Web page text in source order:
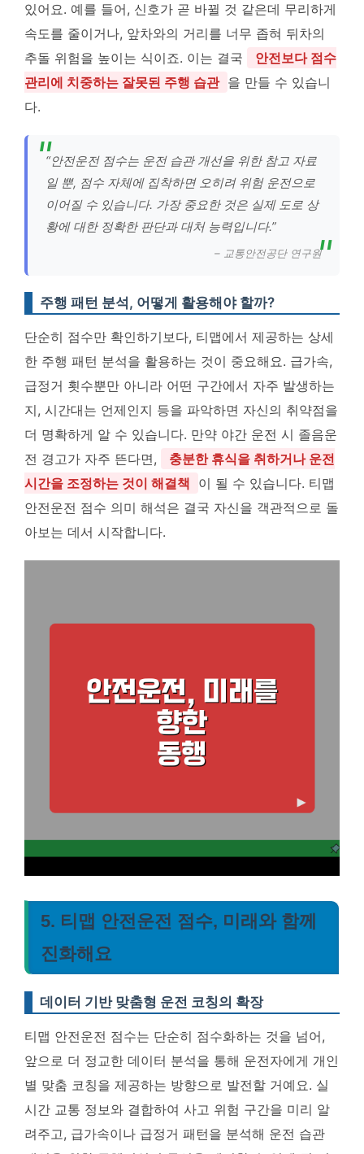
있어요. 예를 들어, 신호가 곧 바뀔 것 같은데 무리하게
속도를 줄이거나, 앞차와의 거리를 너무 좁혀 뒤차의
추돌 위험을 높이는 식이죠. 이는 결국
안전보다 점수
관리에 치중하는 잘못된 주행 습관 을 만들 수 있습니
다.
“안전운전 점수는 운전 습관 개선을 위한 참고 자료
일 뿐, 점수 자체에 집착하면 오히려 위험 운전으로
이어질 수 있습니다. 가장 중요한 것은 실제 도로 상
황에 대한 정확한 판단과 대처 능력입니다.”
– 교통안전공단 연구원
주행 패턴 분석, 어떻게 활용해야 할까?
단순히 점수만 확인하기보다, 티맵에서 제공하는 상세
한 주행 패턴 분석을 활용하는 것이 중요해요. 급가속,
급정거 횟수뿐만 아니라 어떤 구간에서 자주 발생하는
지, 시간대는 언제인지 등을 파악하면 자신의 취약점을
더 명확하게 알 수 있습니다. 만약 야간 운전 시 졸음운
전 경고가 자주 뜬다면,
충분한 휴식을 취하거나 운전
시간을 조정하는 것이 해결책
이 될 수 있습니다. 티맵
안전운전 점수 의미 해석은 결국 자신을 객관적으로 돌
아보는 데서 시작합니다.
5. 티맵 안전운전 점수, 미래와 함께
진화해요
데이터 기반 맞춤형 운전 코칭의 확장
티맵 안전운전 점수는 단순히 점수화하는 것을 넘어,
앞으로 더 정교한 데이터 분석을 통해 운전자에게 개인
별 맞춤 코칭을 제공하는 방향으로 발전할 거예요. 실
시간 교통 정보와 결합하여 사고 위험 구간을 미리 알
려주고, 급가속이나 급정거 패턴을 분석해 운전 습관